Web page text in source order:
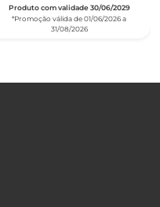
*Promoção válida de 01/06/2026 a
31/08/2026
Produto com validade 30/06/2029